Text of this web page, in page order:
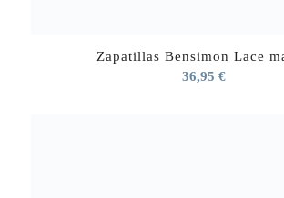
Zapatillas Bensimon Lace
36,95 €